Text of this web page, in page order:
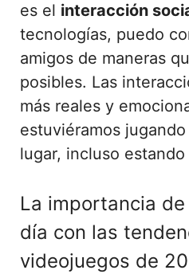
es el interacción
tecnologías, puedo
amigos de maneras
posibles. Las
más reales y
estuviéramos
lugar, incluso estando
La importancia
día con las
videojuegos de